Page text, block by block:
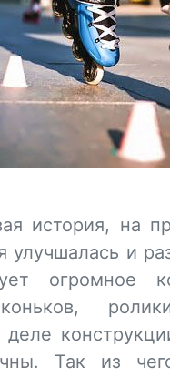
история, на
улучшалась и
огромное
Так из